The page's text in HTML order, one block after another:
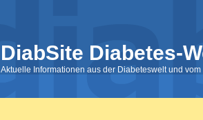
DiabSite Diabetes-
Aktuelle Informationen aus der Diabeteswelt und